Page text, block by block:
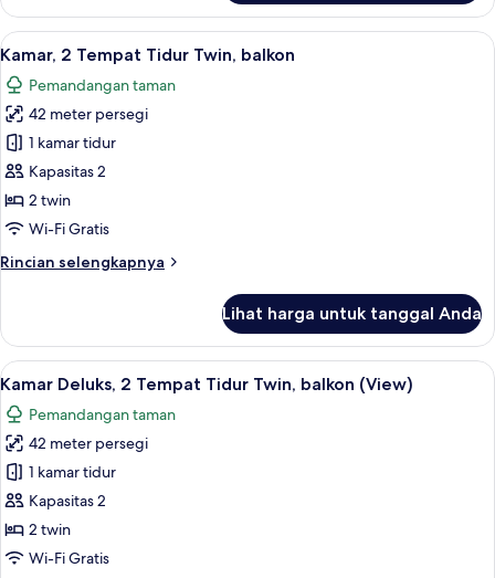
Kamar
Eksekutif,
2
Tempat
Tidur
Twin,
balkon
Lihat
semua
foto
untuk
Kamar,
2
Tempat
Tidur
balkon
Minibar, brankas, meja kerja, dan
15
Kamar, 2 Tempat Tidur Twin, balkon
Pemandangan taman
42 meter persegi
1 kamar tidur
Kapasitas 2
2 twin
Wi-Fi Gratis
Rincian selengkapnya
Rincian
Kamar,
Tempat
Tidur
Twin,
balkon
Lihat harga untuk tanggal Anda
Lihat
semua
foto
untuk
Kamar
Deluks,
2
Tempat
Minibar, brankas, meja kerja, dan
13
Kamar Deluks, 2 Tempat Tidur Twin, balkon (View)
Pemandangan taman
42 meter persegi
1 kamar tidur
Kapasitas 2
2 twin
Wi-Fi Gratis